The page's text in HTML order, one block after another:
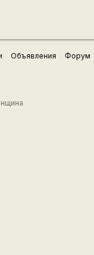
Объявления Форум